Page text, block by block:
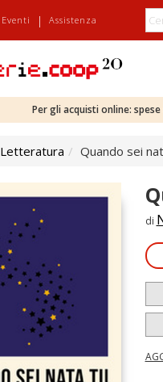
Eventi | Assistenza
Per gli acquisti online:
Letteratura Quando sei
di